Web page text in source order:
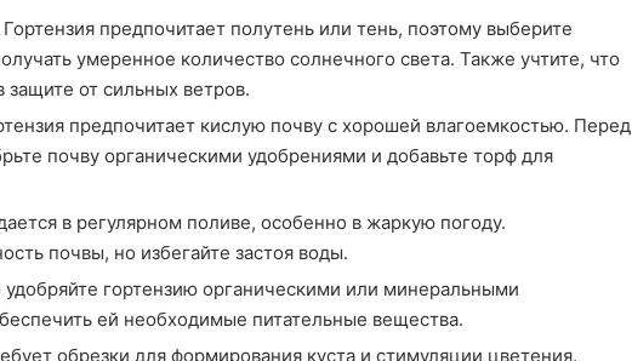
предпочитает полутень или тень, поэтому выберите
умеренное количество солнечного света. Также учтите, что
защите от сильных ветров.
предпочитает кислую почву с хорошей влагоемкостью. Перед
почву органическими удобрениями и добавьте торф для
в регулярном поливе, особенно в жаркую погоду.
почвы, но избегайте застоя воды.
гортензию органическими или минеральными
ей необходимые питательные вещества.
обрезки для формирования куста и стимуляции цветения.